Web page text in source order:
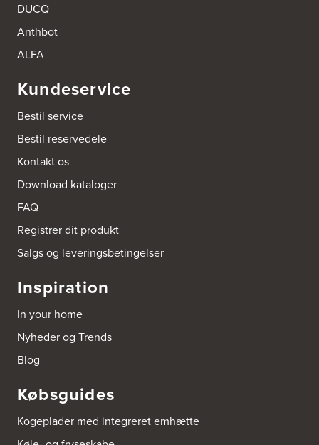
Industrivej 8
5560 Aarup
Tel.: 70101005
https://hvidtogfrit.dk/forhandler/aktiv-hvidevareservice/
Amager Køkken bad & Garderobe
2770 Kastrup
http://www.amagerkoekken.dk/
Gutenbergvej 1
9510 Arden
Tel.:
http://www.el-salg.dk
Arnum El-service ApS
Vestergade 30
6510 Gram
http://www.el-salg.dk
Norgesvej 24C
Tel.: 73702533
http://www.aubo.dk
Aubo Køkken & Bad Helsingør
DUCQ
Anthbot
ALFA
Kundeservice
Bestil service
Bestil reservedele
Kontakt os
Download kataloger
FAQ
Registrer dit produkt
Salgs og leveringsbetingelser
Inspiration
In your home
Nyheder og Trends
Blog
Købsguides
Kogeplader med integreret emhætte